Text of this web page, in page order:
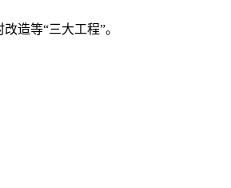
造等“三大工程”。